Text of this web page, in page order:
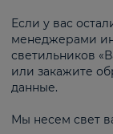
Если у вас
менеджерами
светильников
или закажите
данные.
Мы несем свет